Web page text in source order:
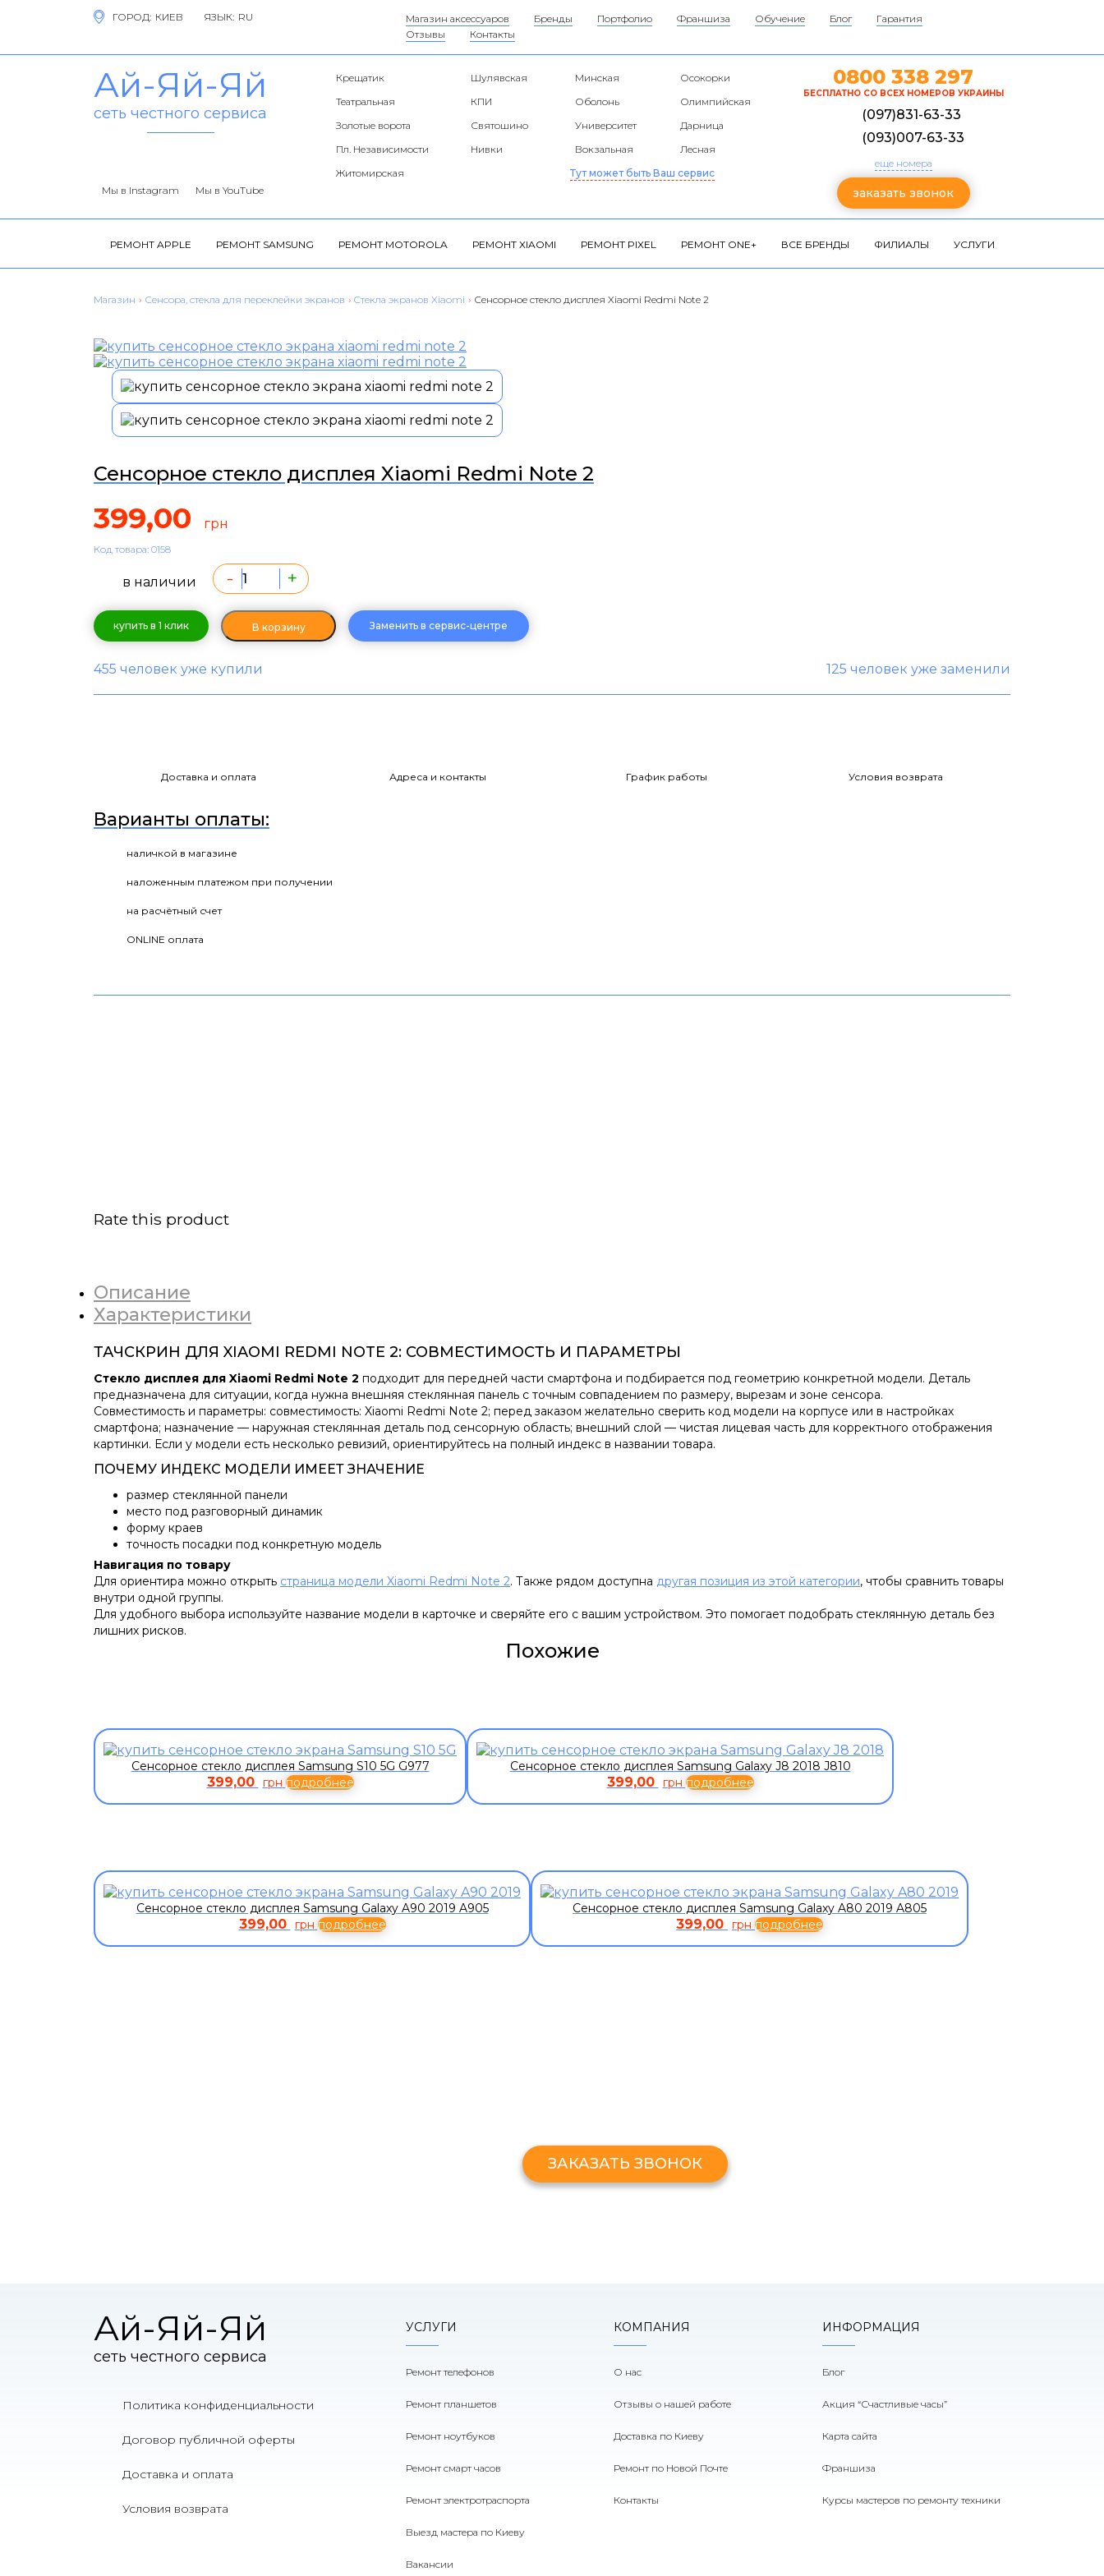
ГОРОД: ЯЗЫК: Магазин аксессуаров Бренды Портфолио Франшиза Обучение Блог
Гарантия
Отзывы
Контакты
Ай-Яй-Яй
сеть честного сервиса
Мы в Instagram Мы в YouTube
Крещатик Шулявская Минская
Осокорки
Театральная
КПИ Оболонь
Олимпийская
Золотые ворота
Святошино Университет
Дарница
Пл. Независимости
Нивки Вокзальная
Лесная
Житомирская
Тут может быть Ваш сервис
0800 338 297
БЕСПЛАТНО СО ВСЕХ НОМЕРОВ УКРАИНЫ
(097)831-63-33
(093)007-63-33
еще номера
заказать звонок
РЕМОНТ APPLE РЕМОНТ SAMSUNG РЕМОНТ MOTOROLA РЕМОНТ XIAOMI РЕМОНТ PIXEL РЕМОНТ ONE+ ВСЕ БРЕНДЫ ФИЛИАЛЫ УСЛУГИ
Магазин › Сенсора, стекла для переклейки экранов › Cтекла экранов Xiaomi › Сенсорное стекло дисплея Xiaomi Redmi Note 2
Сенсорное стекло дисплея Xiaomi Redmi Note 2
399,00 грн
Код товара: 0158
в наличии - +
купить в 1 клик В корзину Заменить в сервис-центре
455 человек уже купили 125 человек уже заменили
Доставка и оплата Адреса и контакты График работы Условия возврата
Варианты оплаты:
наличкой в магазине
наложенным платежом при получении
на расчётный счет
ONLINE оплата
Rate this product
Описание
Характеристики
ТАЧСКРИН ДЛЯ XIAOMI REDMI NOTE 2: СОВМЕСТИМОСТЬ И ПАРАМЕТРЫ
Стекло дисплея для Xiaomi Redmi Note 2 подходит для передней части смартфона и подбирается под геометрию конкретной модели. Деталь
предназначена для ситуации, когда нужна внешняя стеклянная панель с точным совпадением по размеру, вырезам и зоне сенсора.
Совместимость и параметры: совместимость: Xiaomi Redmi Note 2; перед заказом желательно сверить код модели на корпусе или в настройках
смартфона; назначение — наружная стеклянная деталь под сенсорную область; внешний слой — чистая лицевая часть для корректного отображения
картинки. Если у модели есть несколько ревизий, ориентируйтесь на полный индекс в названии товара.
ПОЧЕМУ ИНДЕКС МОДЕЛИ ИМЕЕТ ЗНАЧЕНИЕ
размер стеклянной панели
место под разговорный динамик
форму краев
точность посадки под конкретную модель
Навигация по товару
Для ориентира можно открыть страница модели Xiaomi Redmi Note 2. Также рядом доступна другая позиция из этой категории, чтобы сравнить товары
внутри одной группы.
Для удобного выбора используйте название модели в карточке и сверяйте его с вашим устройством. Это помогает подобрать стеклянную деталь без
лишних рисков.
Похожие
Сенсорное стекло дисплея Samsung S10 5G G977
399,00 грн подробнее
Сенсорное стекло дисплея Samsung Galaxy J8 2018 J810
399,00 грн подробнее
Сенсорное стекло дисплея Samsung Galaxy A90 2019 A905
399,00 грн подробнее
Сенсорное стекло дисплея Samsung Galaxy A80 2019 A805
399,00 грн подробнее
ЗАКАЗАТЬ ЗВОНОК
Ай-Яй-Яй
сеть честного сервиса
Политика конфиденциальности
Договор публичной оферты
Доставка и оплата
Условия возврата
УСЛУГИ
Ремонт телефонов
Ремонт планшетов
Ремонт ноутбуков
Ремонт смарт часов
Ремонт электротраспорта
Выезд мастера по Киеву
Вакансии
КОМПАНИЯ
О нас
Отзывы о нашей работе
Доставка по Киеву
Ремонт по Новой Почте
Контакты
ИНФОРМАЦИЯ
Блог
Акция “Счастливые часы”
Карта сайта
Франшиза
Курсы мастеров по ремонту техники